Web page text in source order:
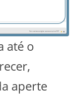
até o
aperte